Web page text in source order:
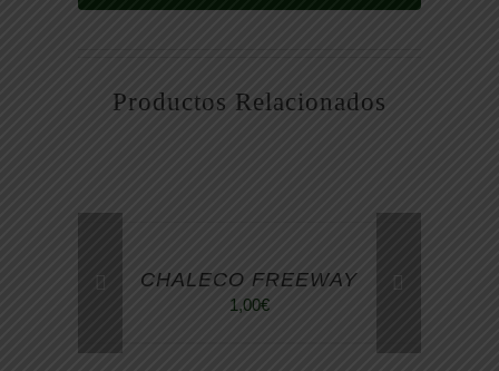
Productos Relacionados
MÚLTIPLES
CHALECO FREEWAY
1,00€